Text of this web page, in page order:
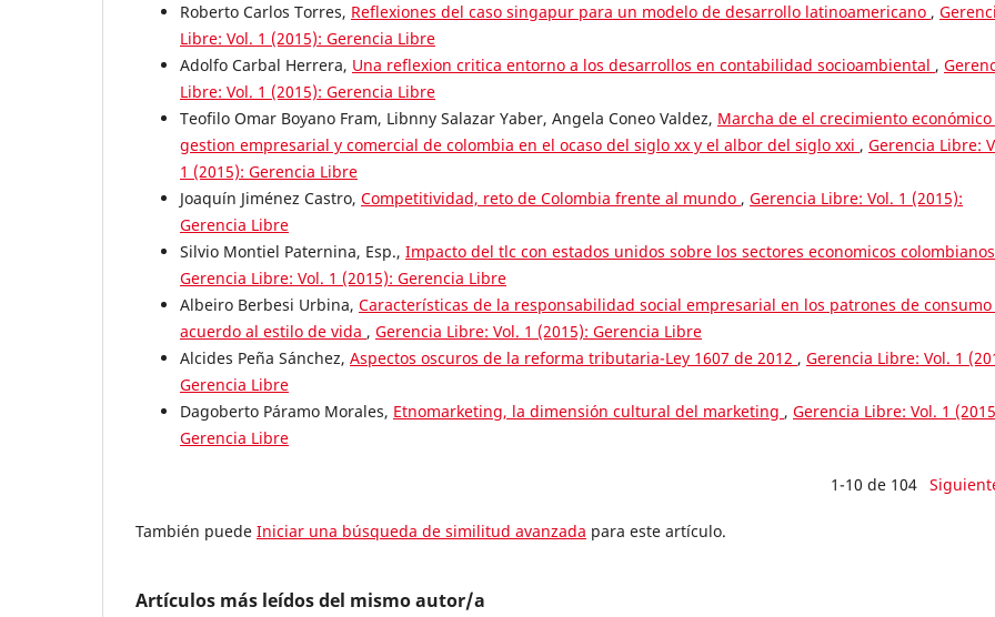
Roberto Carlos Torres, Reflexiones del caso singapur para un modelo de desarrollo latinoamericano ,
Libre: Vol. 1 (2015): Gerencia Libre
Adolfo Carbal Herrera, Una reflexion critica entorno a los desarrollos en contabilidad socioambiental ,
Libre: Vol. 1 (2015): Gerencia Libre
Teofilo Omar Boyano Fram, Libnny Salazar Yaber, Angela Coneo Valdez, Marcha de el crecimiento económico
gestion empresarial y comercial de colombia en el ocaso del siglo xx y el albor del siglo xxi , Gerencia Libre:
1 (2015): Gerencia Libre
Joaquín Jiménez Castro, Competitividad, reto de Colombia frente al mundo , Gerencia Libre: Vol. 1 (2015):
Gerencia Libre
Silvio Montiel Paternina, Esp., Impacto del tlc con estados unidos sobre los sectores economicos colombianos
Gerencia Libre: Vol. 1 (2015): Gerencia Libre
Albeiro Berbesi Urbina, Características de la responsabilidad social empresarial en los patrones de
acuerdo al estilo de vida , Gerencia Libre: Vol. 1 (2015): Gerencia Libre
Alcides Peña Sánchez, Aspectos oscuros de la reforma tributaria-Ley 1607 de 2012 , Gerencia Libre: Vol. 1
Gerencia Libre
Dagoberto Páramo Morales, Etnomarketing, la dimensión cultural del marketing , Gerencia Libre: Vol. 1
Gerencia Libre
1-10 de 104
También puede Iniciar una búsqueda de similitud avanzada para este artículo.
Artículos más leídos del mismo autor/a